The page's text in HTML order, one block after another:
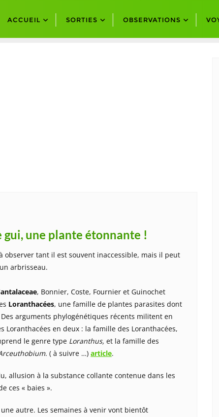
ACCUEIL SORTIES OBSERVATIONS
une plante étonnante !
observer tant il est souvent inaccessible, mais il peut
arbrisseau.
, Bonnier, Coste, Fournier et Guinochet
Loranthacées, une famille de plantes parasites dont
Des arguments phylogénétiques récents militent en
Loranthacées en deux : la famille des Loranthacées,
le genre type Loranthus, et la famille des
. ( à suivre …) article.
allusion à la substance collante contenue dans les
ces « baies ».
autre. Les semaines à venir vont bientôt